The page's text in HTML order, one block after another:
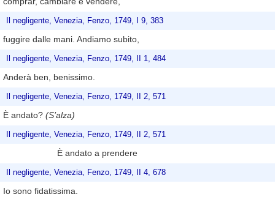
Il negligente, Venezia, Fenzo, 1749, I 9, 383
fuggire dalle mani. Andiamo subito,
Il negligente, Venezia, Fenzo, 1749, II 1, 484
Anderà ben, benissimo.
Il negligente, Venezia, Fenzo, 1749, II 2, 571
È andato? (S’alza)
Il negligente, Venezia, Fenzo, 1749, II 2, 571
È andato a prendere
Il negligente, Venezia, Fenzo, 1749, II 4, 678
Io sono fidatissima.